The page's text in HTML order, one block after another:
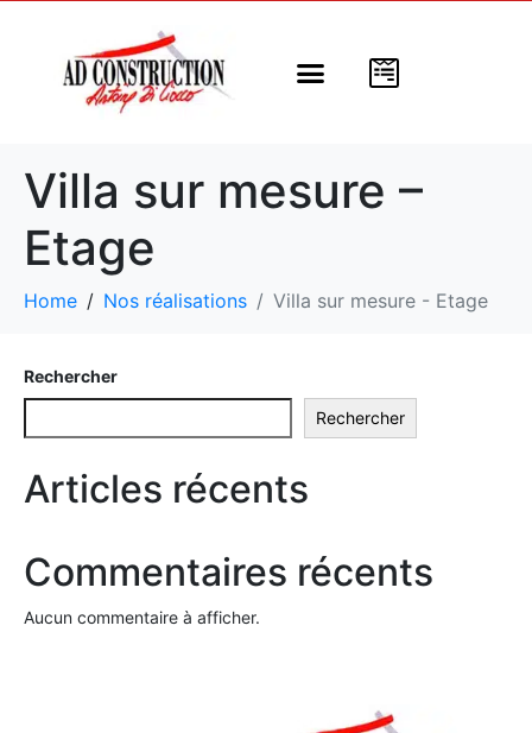
Villa sur mesure –
Etage
Home Nos réalisations Villa sur mesure - Etage
Rechercher
Rechercher
Articles récents
Commentaires récents
Aucun commentaire à afficher.